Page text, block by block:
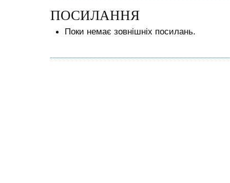
ПОСИЛАННЯ
Поки немає зовнішніх посилань.